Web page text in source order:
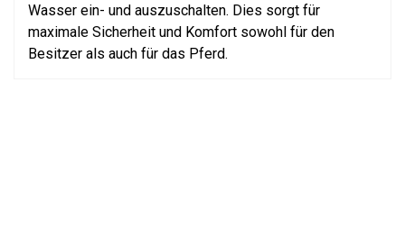
Wasser ein- und auszuschalten. Dies sorgt für
maximale Sicherheit und Komfort sowohl für den
Besitzer als auch für das Pferd.